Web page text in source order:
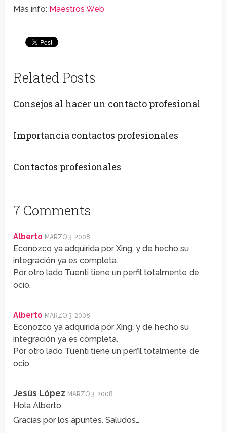
Más info: Maestros Web
Related Posts
Consejos al hacer un contacto profesional
Importancia contactos profesionales
Contactos profesionales
7 Comments
Alberto MARZO 3, 2008
Econozco ya adquirida por Xing, y de hecho su
integración ya es completa.
Por otro lado Tuenti tiene un perfil totalmente de
ocio.
Alberto MARZO 3, 2008
Econozco ya adquirida por Xing, y de hecho su
integración ya es completa.
Por otro lado Tuenti tiene un perfil totalmente de
ocio.
Jesús López MARZO 3, 2008
Hola Alberto,
Gracias por los apuntes. Saludos…